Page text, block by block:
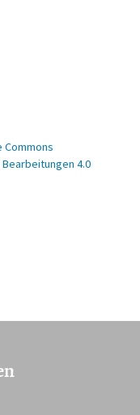
Commons
4.0